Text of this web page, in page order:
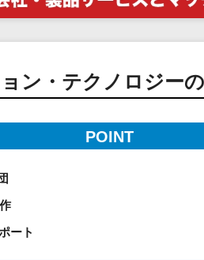
ン・テクノロジー
POINT
ート